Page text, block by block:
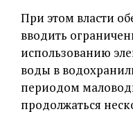
При этом власти
вводить
использованию
воды в
периодом
продолжаться